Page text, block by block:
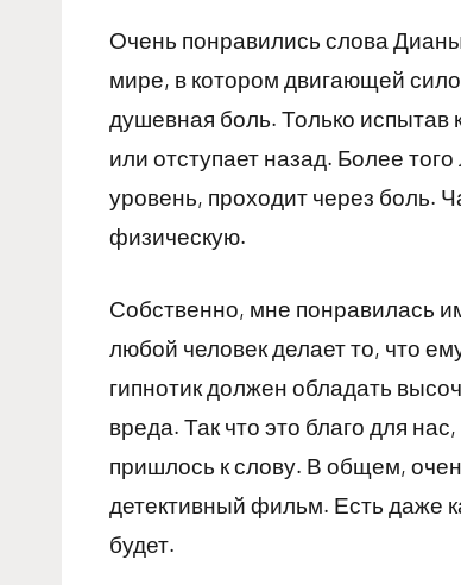
Очень понравились слова
мире, в котором двигающей
душевная боль. Только испытав
или отступает назад. Более
уровень, проходит через боль.
физическую.
Собственно, мне понравилась
любой человек делает то, что
гипнотик должен обладать
вреда. Так что это благо для
пришлось к слову. В общем,
детективный фильм. Есть даже
будет.